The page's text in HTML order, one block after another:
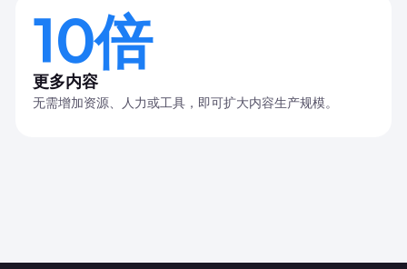
10倍
更多内容
无需增加资源、人力或工具，即可扩大内容生产规模。